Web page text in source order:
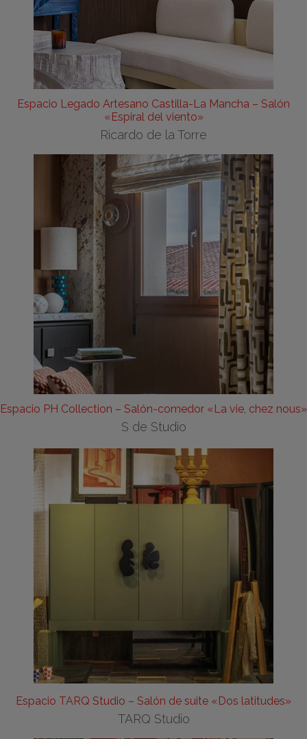
Espacio Legado Artesano Castilla-La Mancha – Salón
«Espiral del viento»
Ricardo de la Torre
Espacio PH Collection – Salón-comedor «La vie, chez nous»
S de Studio
Espacio TARQ Studio – Salón de suite «Dos latitudes»
TARQ Studio